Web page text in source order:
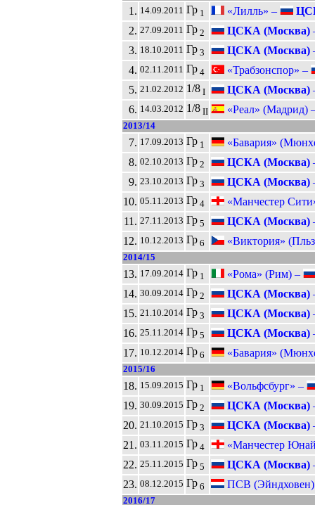
1. 14.09.2011 Гр1 «Лилль» –
2. 27.09.2011 Гр2 ЦСКА (Москва)
3. 18.10.2011 Гр3 ЦСКА (Москва)
4. 02.11.2011 Гр4
«Трабзонспор» –
5. 21.02.2012 1/8I ЦСКА (Москва)
6. 14.03.2012 1/8II «Реал» (Мадрид)
2013/14
7. 17.09.2013 Гр1
«Бавария»
8. 02.10.2013 Гр2 ЦСКА (Москва)
9. 23.10.2013 Гр3 ЦСКА (Москва)
10. 05.11.2013 Гр4
«Манчестер
11. 27.11.2013 Гр5 ЦСКА (Москва)
12. 10.12.2013 Гр6 «Виктория»
2014/15
13. 17.09.2014 Гр1
«Рома» (Рим) –
14. 30.09.2014 Гр2 ЦСКА (Москва)
15. 21.10.2014 Гр3 ЦСКА (Москва)
16. 25.11.2014 Гр5 ЦСКА (Москва)
17. 10.12.2014 Гр6 «Бавария»
2015/16
18. 15.09.2015 Гр1
«Вольфсбург» –
19. 30.09.2015 Гр2 ЦСКА (Москва)
20. 21.10.2015 Гр3 ЦСКА (Москва)
21. 03.11.2015 Гр4
«Манчестер
22. 25.11.2015 Гр5 ЦСКА (Москва)
23. 08.12.2015 Гр6 ПСВ
2016/17